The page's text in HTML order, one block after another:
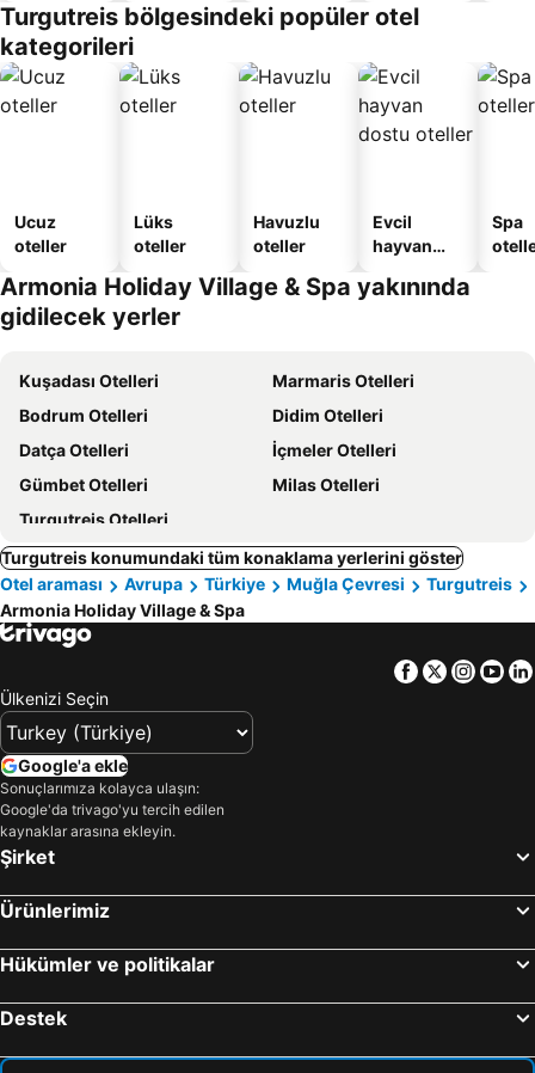
oteller
Apart
Turgutreis bölgesindeki popüler otel
kategorileri
Ucuz
oteller
Lüks
oteller
Havuzlu
oteller
Evcil
hayvan
oteller
Spa
Armonia Holiday Village & Spa yakınında
gidilecek yerler
Kuşadası Otelleri
Marmaris Otelleri
Bodrum Otelleri
Didim Otelleri
Datça Otelleri
İçmeler Otelleri
Gümbet Otelleri
Milas Otelleri
Turgutreis Otelleri
Turgutreis konumundaki tüm konaklama yerlerini göster
Otel araması
Avrupa Türkiye Muğla Çevresi
Turgutreis
Armonia Holiday Village & Spa
Facebook
Twitter
Ülkenizi Seçin
Google'a ekle
Sonuçlarımıza kolayca ulaşın:
Google'da trivago'yu tercih edilen
kaynaklar arasına ekleyin.
Şirket
Ürünlerimiz
Hükümler ve politikalar
Destek